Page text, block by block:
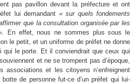
pas pavillon devant la préfecture et ont
lui demandant « sur quels fondements
que la consultation organisée par les
. En effet, nous ne sommes plus sous le
le petit, et un uniforme de préfet ne donne
le porte. Et il conviendrait que ceux qui
et ne se trompent pas d’époque,
associations et les citoyens n’enfreignent
de personne fut-ce d’un préfet qui lui-